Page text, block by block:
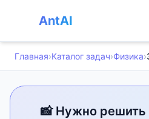
AntAI
Главная›Каталог задач›Физика›
📸 Нужно решить